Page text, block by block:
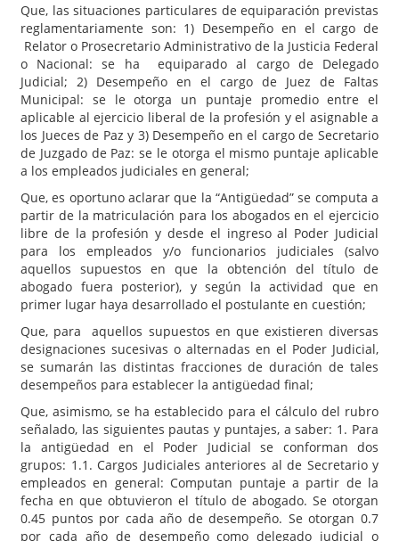
Que, las situaciones particulares de equiparación previstas
reglamentariamente son: 1) Desempeño en el cargo de
Relator o Prosecretario Administrativo de la Justicia Federal
o Nacional: se ha equiparado al cargo de Delegado
Judicial; 2) Desempeño en el cargo de Juez de Faltas
Municipal: se le otorga un puntaje promedio entre el
aplicable al ejercicio liberal de la profesión y el asignable a
los Jueces de Paz y 3) Desempeño en el cargo de Secretario
de Juzgado de Paz: se le otorga el mismo puntaje aplicable
a los empleados judiciales en general;
Que, es oportuno aclarar que la “Antigüedad” se computa a
partir de la matriculación para los abogados en el ejercicio
libre de la profesión y desde el ingreso al Poder Judicial
para los empleados y/o funcionarios judiciales (salvo
aquellos supuestos en que la obtención del título de
abogado fuera posterior), y según la actividad que en
primer lugar haya desarrollado el postulante en cuestión;
Que, para aquellos supuestos en que existieren diversas
designaciones sucesivas o alternadas en el Poder Judicial,
se sumarán las distintas fracciones de duración de tales
desempeños para establecer la antigüedad final;
Que, asimismo, se ha establecido para el cálculo del rubro
señalado, las siguientes pautas y puntajes, a saber: 1. Para
la antigüedad en el Poder Judicial se conforman dos
grupos: 1.1. Cargos Judiciales anteriores al de Secretario y
empleados en general: Computan puntaje a partir de la
fecha en que obtuvieron el título de abogado. Se otorgan
0.45 puntos por cada año de desempeño. Se otorgan 0.7
por cada año de desempeño como delegado judicial o